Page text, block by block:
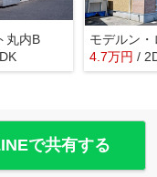
丸内B
4.7万円 /
で共有する